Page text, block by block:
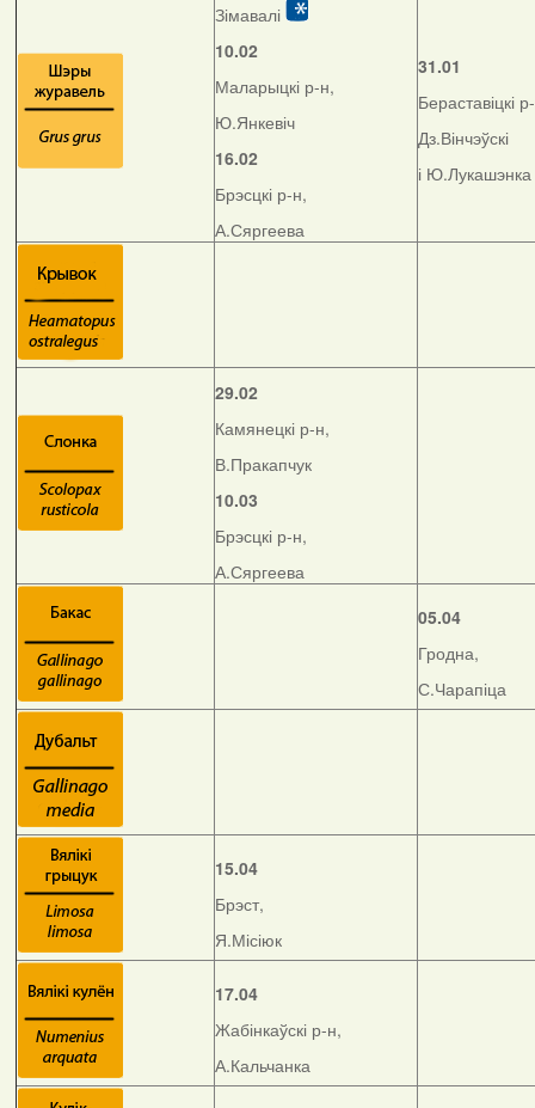
Зімавалі
10.02
Маларыцкі р-н,
Ю.Янкевіч
16.02
Брэсцкі р-н,
А.Сяргеева
31.01
Бераставіцкі
Дз.Вінчэўскі
і Ю.Лукашэнка
29.02
Камянецкі р-н,
В.Пракапчук
10.03
Брэсцкі р-н,
А.Сяргеева
05.04
Гродна,
С.Чарапіца
15.04
Брэст,
Я.Місіюк
17.04
Жабінкаўскі р-н,
А.Кальчанка